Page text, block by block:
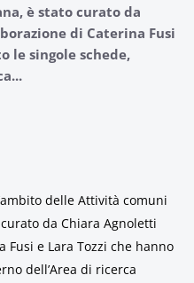
è stato curato da
di Caterina Fusi
le singole schede,
delle Attività comuni
da Chiara Agnoletti
Fusi e Lara Tozzi che hanno
dell’Area di ricerca